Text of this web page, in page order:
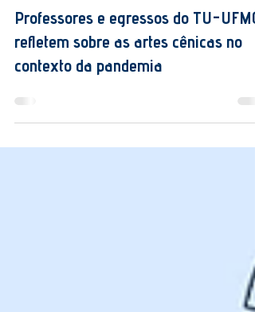
Professores e egressos do TU-UFMG
refletem sobre as artes cênicas no
contexto da pandemia